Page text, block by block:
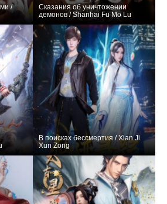
/
Сказания об уничтожении
демонов / Shanhai Fu Mo Lu
В поисках бессмертия / Xian Ji
Xun Zong